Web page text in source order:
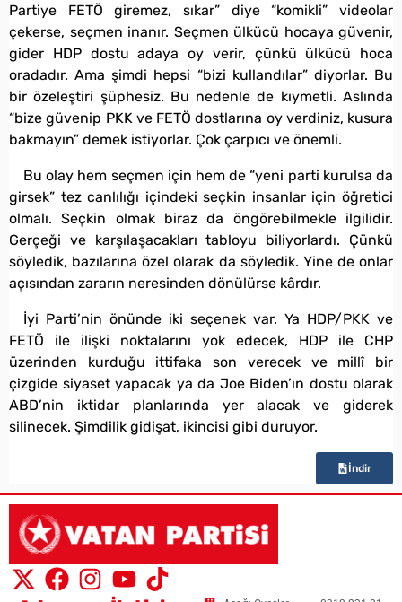
Partiye FETÖ giremez, sıkar” diye “komikli” videolar
çekerse, seçmen inanır. Seçmen ülkücü hocaya güvenir,
gider HDP dostu adaya oy verir, çünkü ülkücü hoca
oradadır. Ama şimdi hepsi “bizi kullandılar” diyorlar. Bu
bir özeleştiri şüphesiz. Bu nedenle de kıymetli. Aslında
“bize güvenip PKK ve FETÖ dostlarına oy verdiniz, kusura
bakmayın” demek istiyorlar. Çok çarpıcı ve önemli.
Bu olay hem seçmen için hem de “yeni parti kurulsa da
girsek” tez canlılığı içindeki seçkin insanlar için öğretici
olmalı. Seçkin olmak biraz da öngörebilmekle ilgilidir.
Gerçeği ve karşılaşacakları tabloyu biliyorlardı. Çünkü
söyledik, bazılarına özel olarak da söyledik. Yine de onlar
açısından zararın neresinden dönülürse kârdır.
İyi Parti’nin önünde iki seçenek var. Ya HDP/PKK ve
FETÖ ile ilişki noktalarını yok edecek, HDP ile CHP
üzerinden kurduğu ittifaka son verecek ve millî bir
çizgide siyaset yapacak ya da Joe Biden’ın dostu olarak
ABD’nin iktidar planlarında yer alacak ve giderek
silinecek. Şimdilik gidişat, ikincisi gibi duruyor.
İndir